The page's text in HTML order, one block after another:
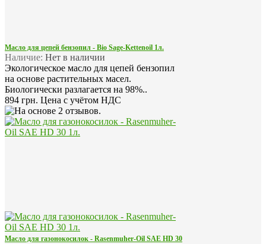
Масло для цепей бензопил - Bio Sage-Kettenoil 1л.
Наличие: Нет в наличии
Экологическое масло для цепей бензопил
на основе растительных масел.
Биологически разлагается на 98%..
894 грн. Цена с учётом НДС
Масло для газонокосилок - Rasenmuher-Oil SAE HD 30